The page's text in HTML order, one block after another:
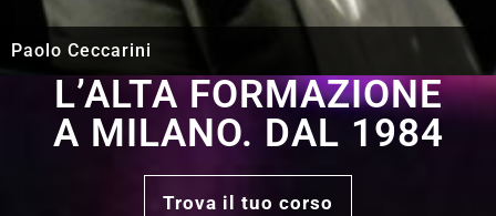
Paolo Ceccarini
L’ALTA FORMAZIONE
A MILANO. DAL 1984
Trova il tuo corso